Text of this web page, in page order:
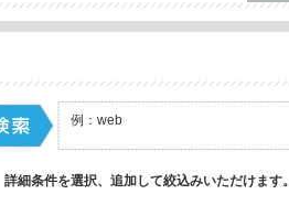
詳細条件を選択、追加して絞込みいただけます。